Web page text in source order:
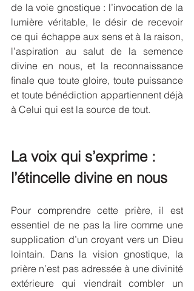
de la voie gnostique : l’invocation de la
lumière véritable, le désir de recevoir
ce qui échappe aux sens et à la raison,
l’aspiration au salut de la semence
divine en nous, et la reconnaissance
finale que toute gloire, toute puissance
et toute bénédiction appartiennent déjà
à Celui qui est la source de tout.
La voix qui s’exprime :
l’étincelle divine en nous
Pour comprendre cette prière, il est
essentiel de ne pas la lire comme une
supplication d’un croyant vers un Dieu
lointain. Dans la vision gnostique, la
prière n’est pas adressée à une divinité
extérieure qui viendrait combler un